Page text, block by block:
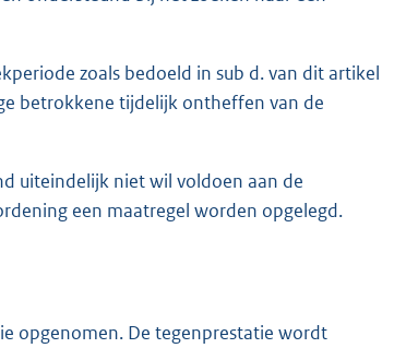
zoals bedoeld in sub d. van dit artikel
betrokkene tijdelijk ontheffen van de
uiteindelijk niet wil voldoen aan de
een maatregel worden opgelegd.
opgenomen. De tegenprestatie wordt